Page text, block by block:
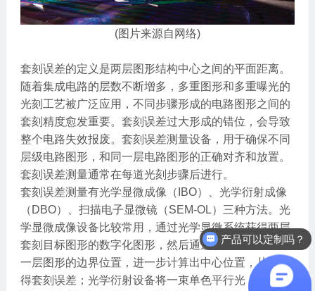
(图片来源自网络)
套刻误差的定义是两层图形结构中心之间的平面距离。
随着集成电路的层数不断增多，多重图形和多重曝光的
光刻工艺被广泛应用，不同步骤形成的电路图形之间的
套刻精度愈发重要。套刻误差过大形成的错位，会导致
整个电路失效报废。套刻误差测量设备，用于确保不同
层级电路图形，和同一层电路图形的正确对齐和放置。
套刻误差测量通常在每道光刻步骤后进行。
套刻误差测量有光学显微成像（IBO）、光学衍射成像
（DBO）、扫描电子显微镜（SEM-OL）三种方法。光
学显微成像设备比较常用，通过光学显微系统获得两层
套刻目标图形的数字化图形，然后通过软件算法定位每
一层图形的边界位置，进一步计算出中心位置，从而获
得套刻误差；光学衍射设备将一束单色平行光，照射到
产品可以定制吗？